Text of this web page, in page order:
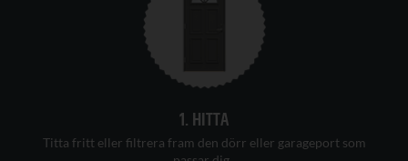
1. HITTA
Titta fritt eller filtrera fram den dörr eller garageport som